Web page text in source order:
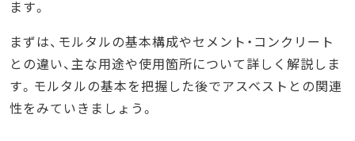
特徴3. 工事費用の大幅削減が可能
石綿の窓口の利用の流れ
まとめ
ます。
まずは、モルタルの基本構成やセメント・コンクリート
との違い、主な用途や使用箇所について詳しく解説しま
す。モルタルの基本を把握した後でアスベストとの関連
性をみていきましょう。